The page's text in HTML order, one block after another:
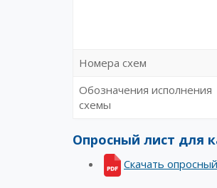
Номера схем
Обозначения исполнения
схемы
Опросный лист для
Скачать